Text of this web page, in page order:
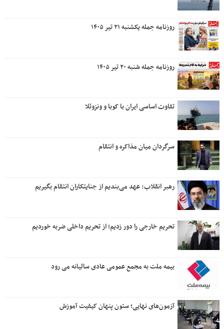
روزنامه جمله یکشنبه ۲۱ تیر ۱۴۰۵
روزنامه جمله شنبه ۲۰ تیر ۱۴۰۵
تفاوت اساسی ایران با کوبا و ونزوئلا
سرگردان میان مذاکره و انتقام
رهبر انقلاب: عهد می‌بندیم از جنایتکاران انتقام بگیریم
تحریم خارجی را دور زدیم؛ از تحریم داخلی ضربه خوردیم
بیمه ملت به مجمع عمومی عادی سالیانه می رود
آزمون‌های نهایی؛ ستون پنهان کیفیت آموزش